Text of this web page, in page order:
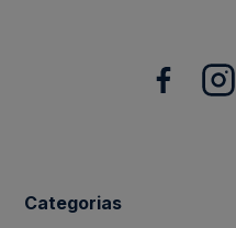
Categorias